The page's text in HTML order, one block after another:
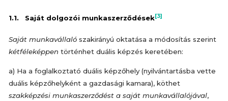
1.1. Saját dolgozói munkaszerződések[3]
Saját munkavállaló szakirányú oktatása a módosítás szerint
kétféleképpen történhet duális képzés keretében:
a) Ha a foglalkoztató duális képzőhely (nyilvántartásba vette
duális képzőhelyként a gazdasági kamara), köthet
szakképzési munkaszerződést a saját munkavállalójával,